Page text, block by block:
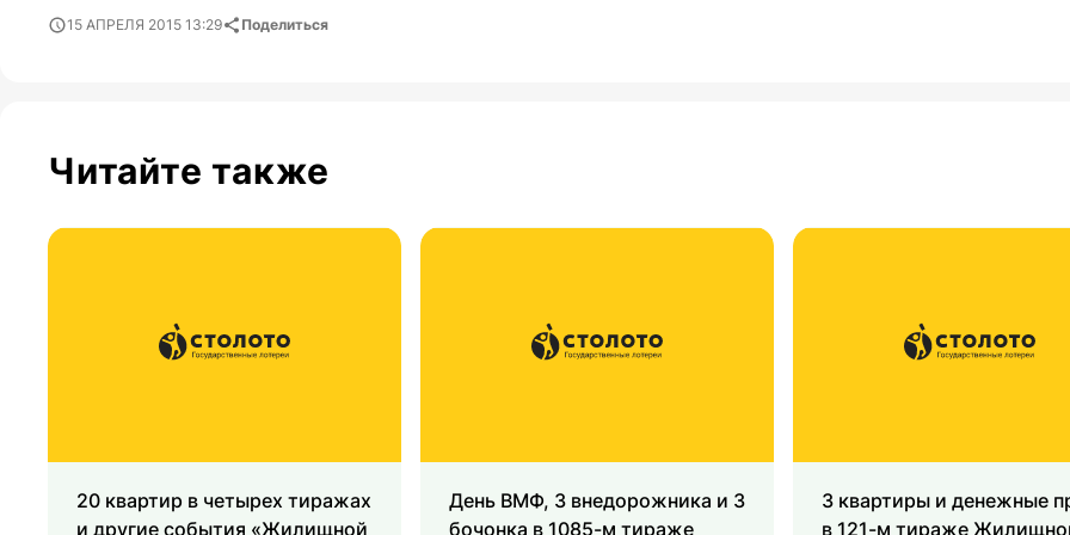
15 АПРЕЛЯ 2015 13:29 Поделиться
Читайте также
20 квартир в четырех тиражах
и другие события «Жилищной
День ВМФ, 3 внедорожника и 3
бочонка в 1085-м тираже
3 квартиры и денежные
в 121-м тираже